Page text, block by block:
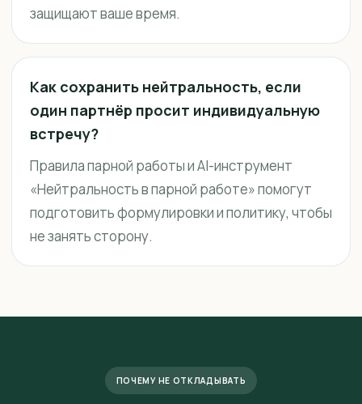
защищают ваше время.
Как сохранить нейтральность, если
один партнёр просит индивидуальную
встречу?
Правила парной работы и AI-инструмент
«Нейтральность в парной работе» помогут
подготовить формулировки и политику, чтобы
не занять сторону.
ПОЧЕМУ НЕ ОТКЛАДЫВАТЬ